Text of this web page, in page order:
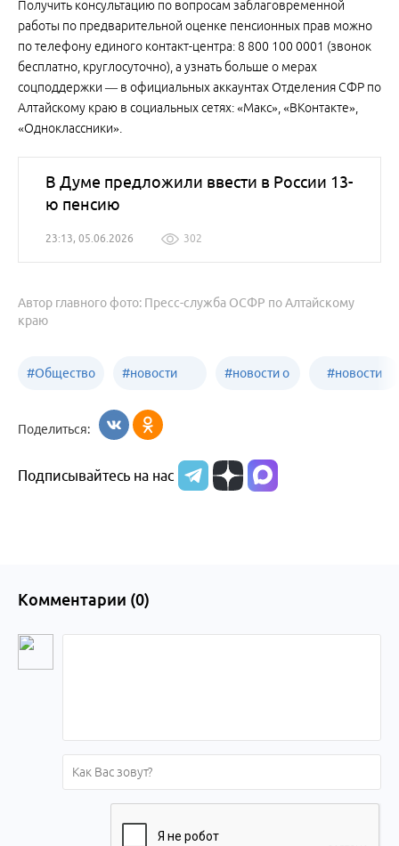
Получить консультацию по вопросам заблаговременной
работы по предварительной оценке пенсионных прав можно
по телефону единого контакт-центра: 8 800 100 0001 (звонок
бесплатно, круглосуточно), а узнать больше о мерах
соцподдержки — в официальных аккаунтах Отделения СФР по
Алтайскому краю в социальных сетях: «Макс», «ВКонтакте»,
«Одноклассники».
В Думе предложили ввести в России 13-
ю пенсию
23:13, 05.06.2026 302
Автор главного фото: Пресс-служба ОСФР по Алтайскому
краю
#Общество #новости
образования
#новости о
Алтайского
#новости
Поделиться:
Подписывайтесь на нас
Комментарии (0)